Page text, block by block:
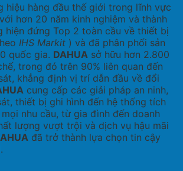
hiệu hàng đầu thế giới trong lĩnh vực
hơn 20 năm kinh nghiệm và thành
hiện đứng Top 2 toàn cầu về thiết bị
IHS Markit ) và đã phân phối sản
quốc gia. DAHUA sở hữu hơn 2.800
trong đó trên 90% liên quan đến
khẳng định vị trí dẫn đầu về đổi
cung cấp các giải pháp an ninh,
thiết bị ghi hình đến hệ thống tích
nhu cầu, từ gia đình đến doanh
lượng vượt trội và dịch vụ hậu mãi
đã trở thành lựa chọn tin cậy